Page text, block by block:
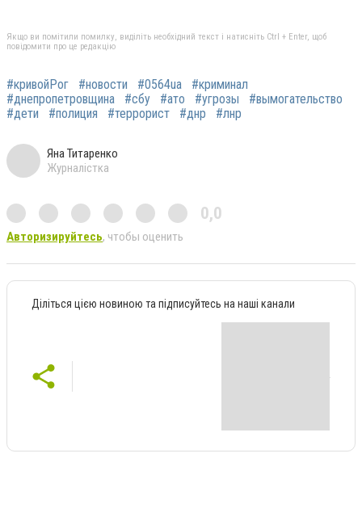
Якщо ви помітили помилку, виділіть необхідний текст і натисніть Ctrl + Enter, щоб
повідомити про це редакцію
#кривойРог #новости #0564ua
#криминал
#днепропетровщина
#сбу #ато #угрозы
#вымогательство
#дети
#полиция #террорист #днр #лнр
Яна Титаренко
Журналістка
0,0
Авторизируйтесь, чтобы оценить
Діліться цією новиною та підписуйтесь на наші канали